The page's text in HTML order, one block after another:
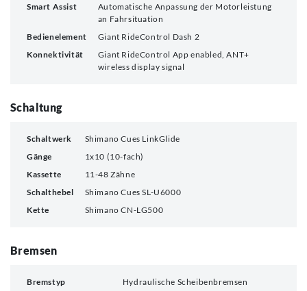
Smart Assist
Automatische Anpassung der Motorleistung
an Fahrsituation
Bedienelement
Giant RideControl Dash 2
Konnektivität
Giant RideControl App enabled, ANT+
wireless display signal
Schaltung
Schaltwerk
Shimano Cues LinkGlide
Gänge
1x10 (10-fach)
Kassette
11-48 Zähne
Schalthebel
Shimano Cues SL-U6000
Kette
Shimano CN-LG500
Bremsen
Bremstyp
Hydraulische Scheibenbremsen